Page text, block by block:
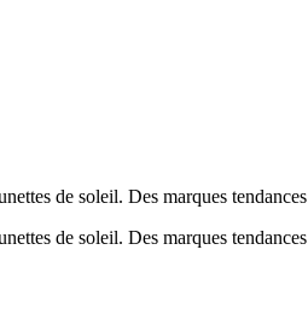
de soleil. Des marques
de soleil. Des marques